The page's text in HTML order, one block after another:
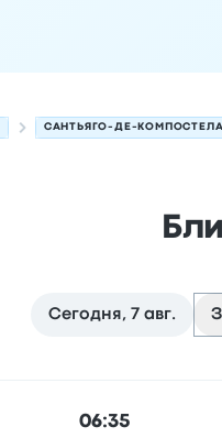
САНТЬЯГО-ДЕ-КОМПОСТЕЛА
Сегодня, 7 авг.
06:35